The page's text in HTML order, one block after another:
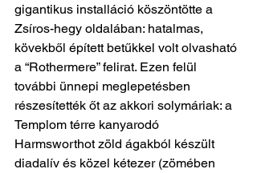
gigantikus installáció köszöntötte a
Zsíros-hegy oldalában: hatalmas,
kövekből épített betűkkel volt olvasható
a “Rothermere” felirat. Ezen felül
további ünnepi meglepetésben
részesítették őt az akkori solymáriak: a
Templom térre kanyarodó
Harmsworthot zöld ágakból készült
diadalív és közel kétezer (zömében